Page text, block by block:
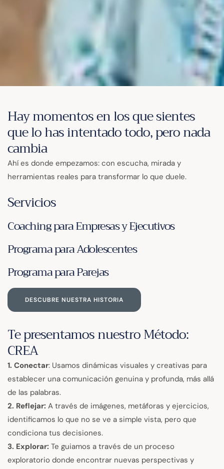
Hay momentos en los que sientes
que lo has intentado todo, pero nada
cambia
Ahí es donde empezamos: con escucha, mirada y
herramientas reales para transformar lo que duele.
Servicios
Coaching para Empresas y Ejecutivos
Programa para Adolescentes
Programa para Parejas
DESCUBRE NUESTRA HISTORIA
Te presentamos nuestro Método:
CREA
1. Conectar: Usamos dinámicas visuales y creativas para
establecer una comunicación genuina y profunda, más allá
de las palabras.
2. Reflejar: A través de imágenes, metáforas y ejercicios,
identificamos lo que no se ve a simple vista, pero que
condiciona tus decisiones.
3. Explorar: Te guiamos a través de un proceso
exploratorio donde encontrar nuevas perspectivas y